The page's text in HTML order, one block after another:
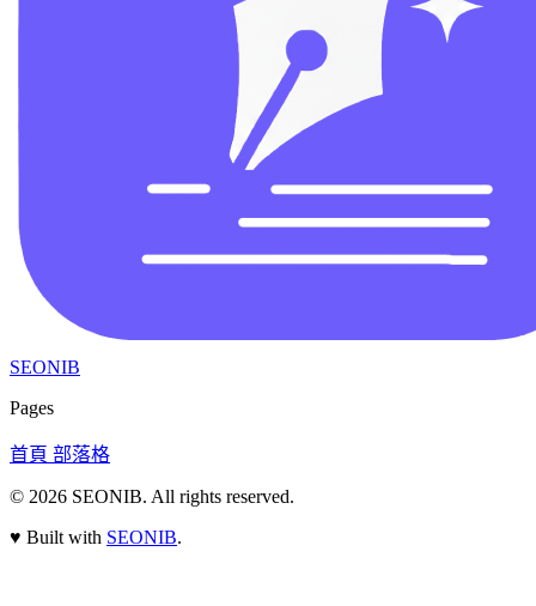
SEONIB
Pages
首頁 部落格
© 2026 SEONIB. All rights reserved.
♥ Built with SEONIB.